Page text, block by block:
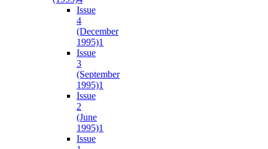
Issue
4
(December
1995)1
Issue
3
(September
1995)1
Issue
2
(June
1995)1
Issue